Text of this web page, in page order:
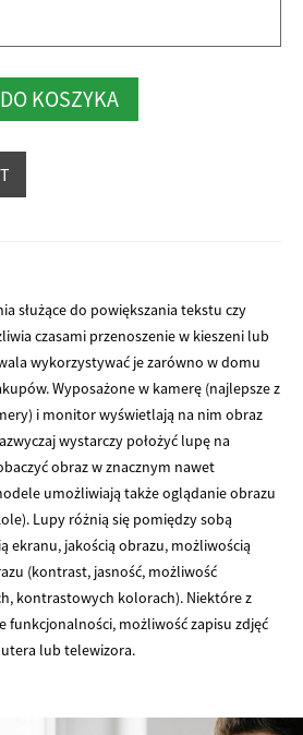
KOSZYKA
służące do powiększania tekstu czy
czasami przenoszenie w kieszeni lub
wykorzystywać je zarówno w domu
Wyposażone w kamerę (najlepsze z
i monitor wyświetlają na nim obraz
wystarczy położyć lupę na
obraz w znacznym nawet
umożliwiają także oglądanie obrazu
Lupy różnią się pomiędzy sobą
ekranu, jakością obrazu, możliwością
(kontrast, jasność, możliwość
kontrastowych kolorach). Niektóre z
funkcjonalności, możliwość zapisu zdjęć
lub telewizora.